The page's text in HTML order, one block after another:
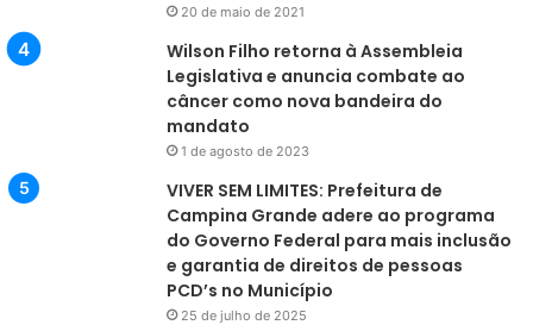
Meia Maratona Masculina (21km)
1° Giovani dos Santos
2° Joilson Bernardo da Silva
3° Antônio Marco Pereira de Araújo
Meia Maratona Feminina (21km)
20 de maio de 2021
Wilson Filho retorna à Assembleia
Legislativa e anuncia combate ao
câncer como nova bandeira do
mandato
1 de agosto de 2023
VIVER SEM LIMITES: Prefeitura de
Campina Grande adere ao programa
do Governo Federal para mais inclusão
e garantia de direitos de pessoas
PCD’s no Município
25 de julho de 2025